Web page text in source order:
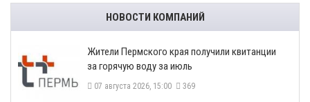
НОВОСТИ КОМПАНИЙ
​Жители Пермского края получили квитанции
за горячую воду за июль
07 августа 2026, 15:00 369